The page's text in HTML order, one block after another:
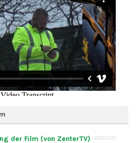
der Film (von ZenterTV)